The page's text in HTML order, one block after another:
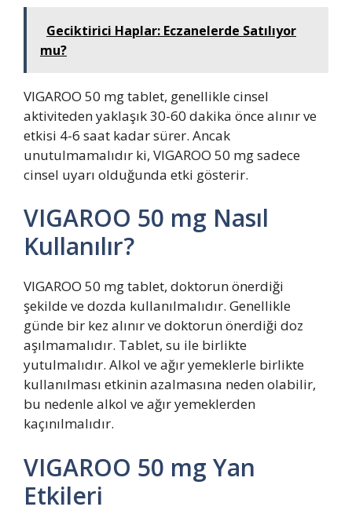
Geciktirici Haplar: Eczanelerde Satılıyor
mu?
VIGAROO 50 mg tablet, genellikle cinsel
aktiviteden yaklaşık 30-60 dakika önce alınır ve
etkisi 4-6 saat kadar sürer. Ancak
unutulmamalıdır ki, VIGAROO 50 mg sadece
cinsel uyarı olduğunda etki gösterir.
VIGAROO 50 mg Nasıl
Kullanılır?
VIGAROO 50 mg tablet, doktorun önerdiği
şekilde ve dozda kullanılmalıdır. Genellikle
günde bir kez alınır ve doktorun önerdiği doz
aşılmamalıdır. Tablet, su ile birlikte
yutulmalıdır. Alkol ve ağır yemeklerle birlikte
kullanılması etkinin azalmasına neden olabilir,
bu nedenle alkol ve ağır yemeklerden
kaçınılmalıdır.
VIGAROO 50 mg Yan
Etkileri